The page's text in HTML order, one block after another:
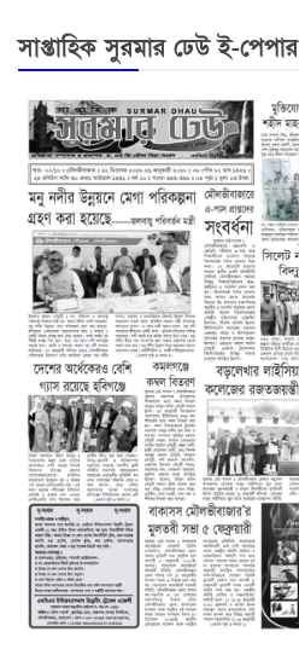
সাপ্তাহিক সুরমার ঢেউ ই-পেপার